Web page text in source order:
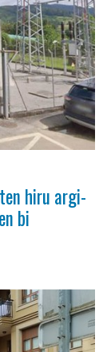
hiru argi-
bi